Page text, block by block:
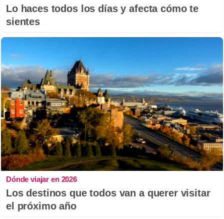
Lo haces todos los días y afecta cómo te
sientes
Dónde viajar en 2026
Los destinos que todos van a querer visitar
el próximo año